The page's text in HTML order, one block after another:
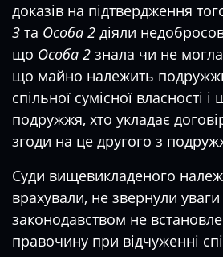
доказів на підтвердження
3 та Особа 2 діяли
що Особа 2 знала чи не
що майно належить
спільної сумісної власності
подружжя, хто укладає
згоди на це другого з
Суди вищевикладеного
врахували, не звернули
законодавством не
правочину при відчуженні